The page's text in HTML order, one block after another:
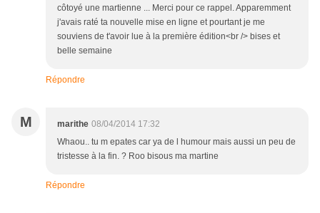
côtoyé une martienne ... Merci pour ce rappel. Apparemment
j'avais raté ta nouvelle mise en ligne et pourtant je me
souviens de t'avoir lue à la première édition<br /> bises et
belle semaine
Répondre
M marithe 08/04/2014 17:32
Whaou.. tu m epates car ya de l humour mais aussi un peu de
tristesse à la fin. ? Roo bisous ma martine
Répondre